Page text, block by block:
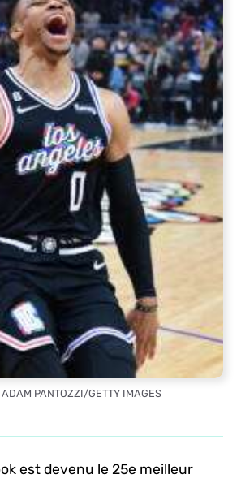
ADAM PANTOZZI/GETTY IMAGES
est devenu le 25e meilleur